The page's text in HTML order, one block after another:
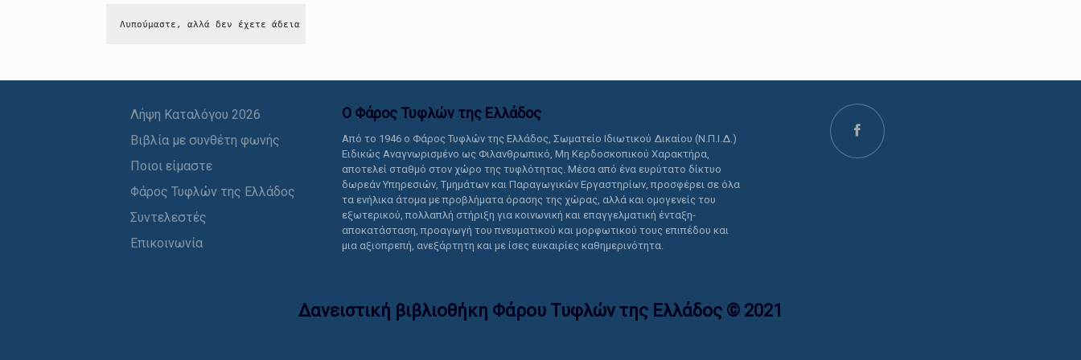
Λυπούμαστε, αλλά δεν έχετε άδεια να δείτε αυτό το περιεχόμενο.
Λήψη Καταλόγου 2026
Βιβλία με συνθέτη φωνής
Ποιοι είμαστε
Φάρος Τυφλών της Ελλάδος
Συντελεστές
Επικοινωνία
Ο Φάρος Τυφλών της Ελλάδoς
Από το 1946 ο Φάρος Τυφλών της Ελλάδος, Σωματείο Ιδιωτικού Δικαίου (Ν.Π.Ι.Δ.)
Ειδικώς Αναγνωρισμένο ως Φιλανθρωπικό, Μη Κερδοσκοπικού Χαρακτήρα,
αποτελεί σταθμό στον χώρο της τυφλότητας. Μέσα από ένα ευρύτατο δίκτυο
δωρεάν Υπηρεσιών, Τμημάτων και Παραγωγικών Εργαστηρίων, προσφέρει σε όλα
τα ενήλικα άτομα με προβλήματα όρασης της χώρας, αλλά και ομογενείς του
εξωτερικού, πολλαπλή στήριξη για κοινωνική και επαγγελματική ένταξη-
αποκατάσταση, προαγωγή του πνευματικού και μορφωτικού τους επιπέδου και
μια αξιοπρεπή, ανεξάρτητη και με ίσες ευκαιρίες καθημερινότητα.
Δανειστική βιβλιοθήκη Φάρου Τυφλών της Ελλάδoς © 2021